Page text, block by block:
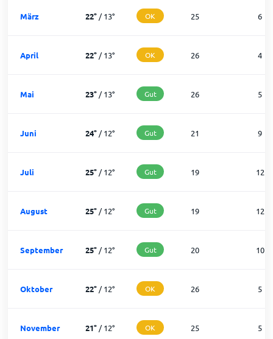
März 22°/13° OK 25 6
April 22°/13° OK 26 4
Mai 23°/13° Gut 26 5
Juni 24°/12° Gut 21 9
Juli 25°/12° Gut 19 12
August 25°/12° Gut 19 12
September 25°/12° Gut 20 10
Oktober 22°/12° OK 26 5
November 21°/12° OK 25 5